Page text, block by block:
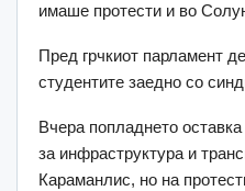
имаше протести и во
Пред грчкиот парламент
студентите заедно со
Вчера попладнето
за инфраструктура и
Караманлис, но на